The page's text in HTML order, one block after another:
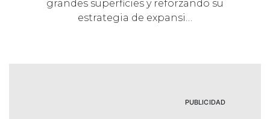
grandes superficies y reforzando su
estrategia de expansi…
PUBLICIDAD